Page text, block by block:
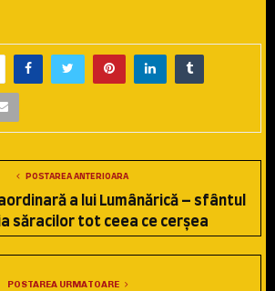
POSTAREA ANTERIOARA
a lui Lumânărică – sfântul
săracilor tot ceea ce cerşea
POSTAREA URMATOARE